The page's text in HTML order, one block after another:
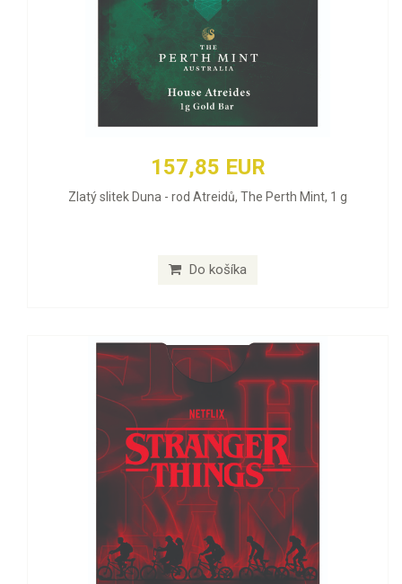
157,85 EUR
Zlatý slitek Duna - rod Atreidů, The Perth Mint, 1 g
Do košíka